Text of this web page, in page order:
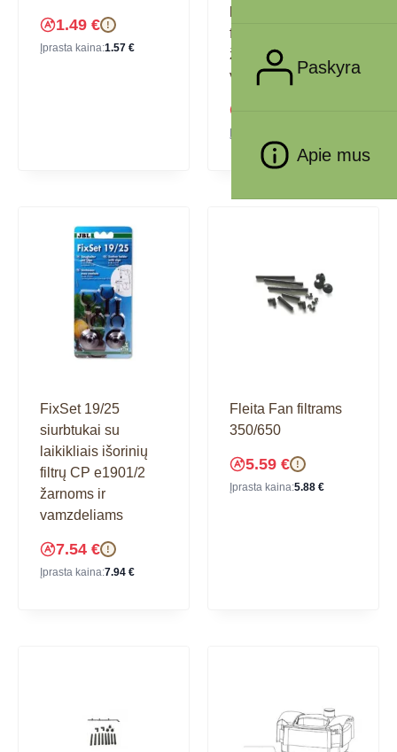
Paskyra
Apie mus
1.49 € !
Įprasta kaina:1.57 €
filtrų CP e1500/12
žarnoms ir
vamzdeliams
FixSet 19/25
siurbtukai su
laikikliais išorinių
filtrų CP e1901/2
žarnoms ir
vamzdeliams
7.54 € !
Įprasta kaina:7.94 €
Fleita Fan filtrams
350/650
5.59 € !
Įprasta kaina:5.88 €